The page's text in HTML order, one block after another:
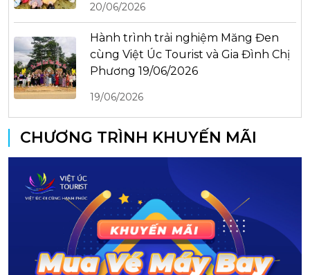
20/06/2026
Hành trình trải nghiệm Măng Đen
cùng Việt Úc Tourist và Gia Đình Chị
Phương 19/06/2026
19/06/2026
CHƯƠNG TRÌNH KHUYẾN MÃI